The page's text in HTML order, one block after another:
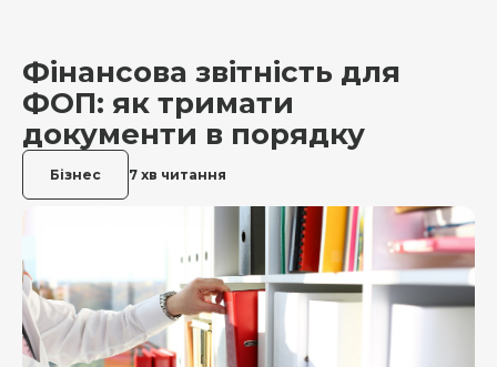
Фінансова звітність для
ФОП: як тримати
документи в порядку
Бізнес 7 хв читання